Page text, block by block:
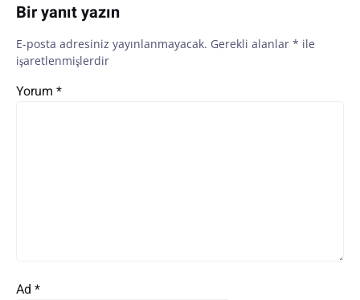
Bir yanıt yazın
E-posta adresiniz yayınlanmayacak. Gerekli alanlar * ile
işaretlenmişlerdir
Yorum *
Ad *